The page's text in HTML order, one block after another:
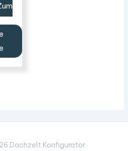
Dachzelt Konfigurator